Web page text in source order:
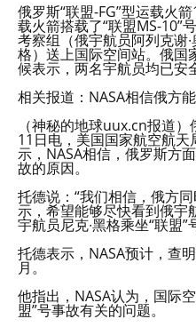
俄罗斯“联盟-FG”型运载火
载火箭搭载了“联盟MS-10”
考察组（俄宇航员阿列克谢
格）送上国际空间站。俄国
候表示，两名宇航员均已安
相关报道：NASA相信俄方
（神秘的地球uux.cn报道
11日电，美国国家航空航天
示，NASA相信，俄罗斯方
故的原因。
托德说：“我们相信，俄方
示，希望能够尽快看到俄宇
宇航员尼克∙黑格乘坐“联盟”
托德表示，NASA预计，查
月。
他指出，NASA认为，国际
盟”号事故有关的问题。